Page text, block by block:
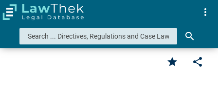
search
more_vert
star share